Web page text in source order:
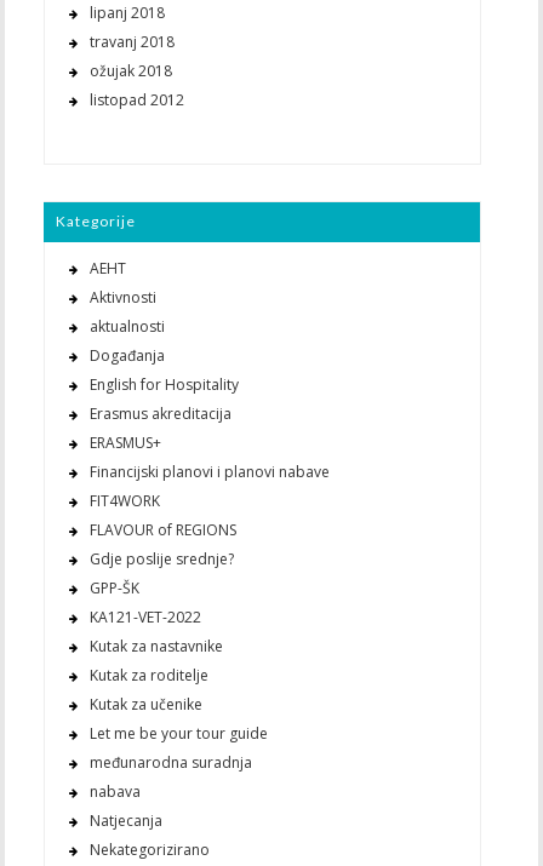
lipanj 2018
travanj 2018
ožujak 2018
listopad 2012
Kategorije
AEHT
Aktivnosti
aktualnosti
Događanja
English for Hospitality
Erasmus akreditacija
ERASMUS+
Financijski planovi i planovi nabave
FIT4WORK
FLAVOUR of REGIONS
Gdje poslije srednje?
GPP-ŠK
KA121-VET-2022
Kutak za nastavnike
Kutak za roditelje
Kutak za učenike
Let me be your tour guide
međunarodna suradnja
nabava
Natjecanja
Nekategorizirano